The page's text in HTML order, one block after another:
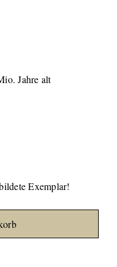
Jahre alt
Exemplar!